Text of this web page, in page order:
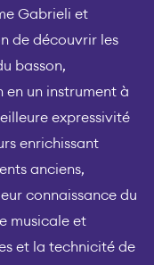
Gabrieli et
de découvrir les
basson,
un instrument à
expressivité
enrichissant
anciens,
connaissance du
musicale et
et la technicité de